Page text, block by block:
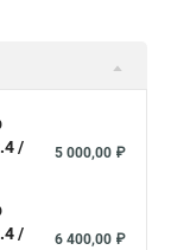
/
5 000,00 ₽
/
6 400,00 ₽